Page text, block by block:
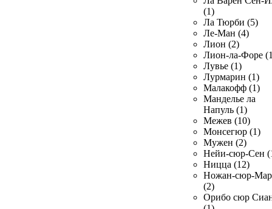
(1)
Ла Тюрби (5)
Ле-Ман (4)
Лион (2)
Лион-ла-Форе
Лувье (1)
Лурмарин (1)
Малакофф (1)
Манделье ла
Напуль (1)
Межев (10)
Монсегюр (1)
Мужен (2)
Нейи-сюр-Сен
Ницца (12)
Ножан-сюр-
(2)
Орибо сюр